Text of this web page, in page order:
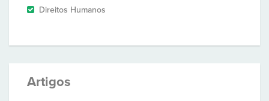
Direitos Humanos
Artigos